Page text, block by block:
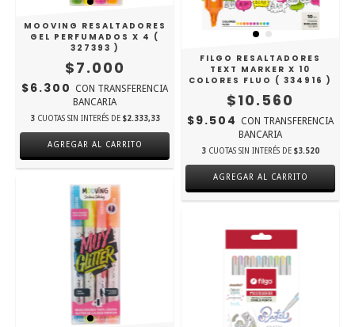
MOOVING RESALTADORES
GEL PERFUMADOS X 4 (
327393 )
$7.000
$6.300 CON TRANSFERENCIA
BANCARIA
3 CUOTAS SIN INTERÉS DE $2.333,33
FILGO RESALTADORES
TEXT MARKER X 10
COLORES FLUO ( 334916 )
$10.560
$9.504 CON TRANSFERENCIA
BANCARIA
3 CUOTAS SIN INTERÉS DE $3.520